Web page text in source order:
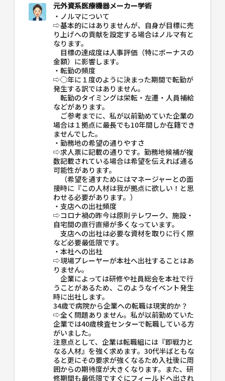
元外資系医療機器メーカー学術
・ノルマについて
⇨基本的にはありませんが、自身が目標に売
り上げへの貢献を設定する場合はノルマ有と
なります。
目標の達成度は人事評価（特にボーナスの
金額）に影響します。
・転勤の頻度
⇨◯年に１度のように決まった期間で転勤が
発生する訳ではありません。
転勤のタイミングは栄転・左遷・人員補給
などがあります。
ご参考までに、私が以前勤めていた企業の
場合は１拠点に最長でも10年間しか在籍でき
ませんでした。
・勤務地の希望の通りやすさ
⇨求人票に記載の通りです。勤務地候補が複
数記載されている場合は希望を伝えれば通る
可能性があります。
（希望を通すためにはマネージャーとの面
接時に『この人材は我が拠点に欲しい！と思
わせる必要があります。）
・支店への出社頻度
⇨コロナ禍の昨今は原則テレワーク、施設・
自宅間の直行直帰が多くなっています。
支店への出社は必要な資材を取りに行く際
など必要最低限です。
・本社への出社
⇨現場プレーヤーが本社へ出社することはあ
りません。
企業によっては研修や社員総会を本社で行
うことがあるため、このようなイベント発生
時に出社します。
34歳で病院から企業への転職は現実的か？
⇨全く問題ありません。私が以前勤めていた
企業では40歳検査センターで転職している方
がいました。
注意点として、企業は転職組には『即戦力と
なる人材』を強く求めます。30代半ばともな
ると更にその要求が強くなるため入社後に周
囲からの期待度が大きくなります。また、研
修期間も最低限ですぐにフィールドへ出され